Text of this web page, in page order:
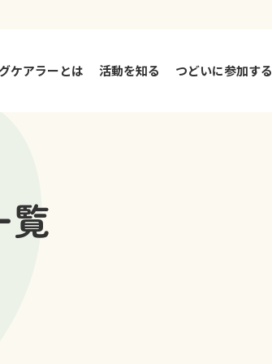
ケアラーとは 活動を知る
大阪市ヤングケアラー相談支援事業
つどいに参加する
覧